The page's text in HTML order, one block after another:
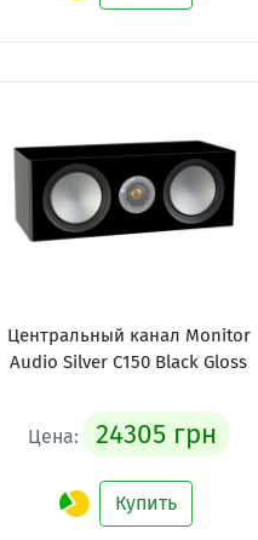
Центральный канал Monitor
Audio Silver C150 Black Gloss
Цена: 24305 грн
Купить